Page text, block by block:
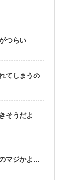
つらい
てしまうの
そうだよ
マジかよ…